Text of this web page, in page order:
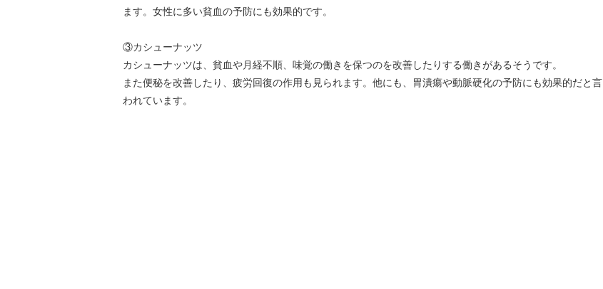
ます。女性に多い貧血の予防にも効果的です。
③カシューナッツ
カシューナッツは、貧血や月経不順、味覚の働きを保つのを改善したりする働きがあるそうです。
また便秘を改善したり、疲労回復の作用も見られます。他にも、胃潰瘍や動脈硬化の予防にも効果的だと言
われています。